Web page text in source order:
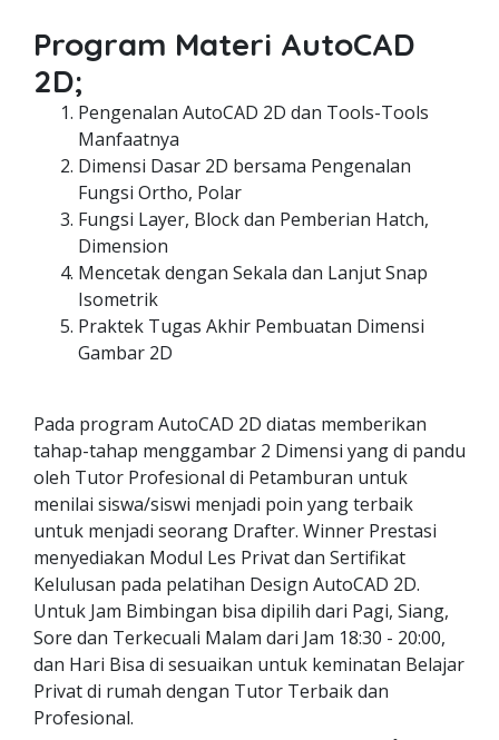
Program Materi AutoCAD
2D;
Pengenalan AutoCAD 2D dan Tools-Tools
Manfaatnya
Dimensi Dasar 2D bersama Pengenalan
Fungsi Ortho, Polar
Fungsi Layer, Block dan Pemberian Hatch,
Dimension
Mencetak dengan Sekala dan Lanjut Snap
Isometrik
Praktek Tugas Akhir Pembuatan Dimensi
Gambar 2D
Pada program AutoCAD 2D diatas memberikan
tahap-tahap menggambar 2 Dimensi yang di pandu
oleh Tutor Profesional di Petamburan untuk
menilai siswa/siswi menjadi poin yang terbaik
untuk menjadi seorang Drafter. Winner Prestasi
menyediakan Modul Les Privat dan Sertifikat
Kelulusan pada pelatihan Design AutoCAD 2D.
Untuk Jam Bimbingan bisa dipilih dari Pagi, Siang,
Sore dan Terkecuali Malam dari Jam 18:30 - 20:00,
dan Hari Bisa di sesuaikan untuk keminatan Belajar
Privat di rumah dengan Tutor Terbaik dan
Profesional.